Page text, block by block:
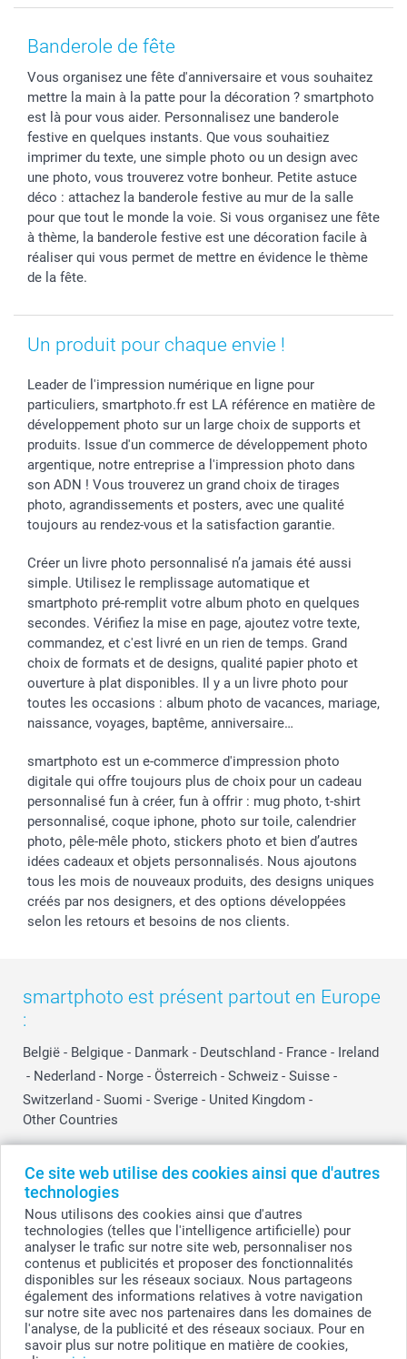
Ce site web utilise des cookies ainsi que d'autres
technologies
Nous utilisons des cookies ainsi que d'autres
technologies (telles que l'intelligence artificielle) pour
analyser le trafic sur notre site web, personnaliser nos
contenus et publicités et proposer des fonctionnalités
disponibles sur les réseaux sociaux. Nous partageons
également des informations relatives à votre navigation
sur notre site avec nos partenaires dans les domaines de
l'analyse, de la publicité et des réseaux sociaux. Pour en
savoir plus sur notre politique en matière de cookies,
Coques smartphone
Cadres photo & accessoires déco
Dénicheur d'idées cadeau
Fête des Mères
Communion
Baptême
Toussaint
Rentrée des classes
Saint-Valentin
Vacances
Droit de rétraction
Vie privée
Gestion des cookies
Tarifs
Partenariats & Influence
Investisseurs
Aide
smartfriends
Livraison
Modes de paiement
Grandes quantités
Statut de ma commande
Banderole de fête
Vous organisez une fête d'anniversaire et vous souhaitez
mettre la main à la patte pour la décoration ? smartphoto
est là pour vous aider. Personnalisez une banderole
festive en quelques instants. Que vous souhaitiez
imprimer du texte, une simple photo ou un design avec
une photo, vous trouverez votre bonheur. Petite astuce
déco : attachez la banderole festive au mur de la salle
pour que tout le monde la voie. Si vous organisez une fête
à thème, la banderole festive est une décoration facile à
réaliser qui vous permet de mettre en évidence le thème
de la fête.
Un produit pour chaque envie !
Leader de l'impression numérique en ligne pour
particuliers, smartphoto.fr est LA référence en matière de
développement photo sur un large choix de supports et
produits. Issue d'un commerce de développement photo
argentique, notre entreprise a l'impression photo dans
son ADN ! Vous trouverez un grand choix de tirages
photo, agrandissements et posters, avec une qualité
toujours au rendez-vous et la satisfaction garantie.
Créer un livre photo personnalisé n’a jamais été aussi
simple. Utilisez le remplissage automatique et
smartphoto pré-remplit votre album photo en quelques
secondes. Vérifiez la mise en page, ajoutez votre texte,
commandez, et c'est livré en un rien de temps. Grand
choix de formats et de designs, qualité papier photo et
ouverture à plat disponibles. Il y a un livre photo pour
toutes les occasions : album photo de vacances, mariage,
naissance, voyages, baptême, anniversaire…
smartphoto est un e-commerce d'impression photo
digitale qui offre toujours plus de choix pour un cadeau
personnalisé fun à créer, fun à offrir : mug photo, t-shirt
personnalisé, coque iphone, photo sur toile, calendrier
photo, pêle-mêle photo, stickers photo et bien d’autres
idées cadeaux et objets personnalisés. Nous ajoutons
tous les mois de nouveaux produits, des designs uniques
créés par nos designers, et des options développées
selon les retours et besoins de nos clients.
smartphoto est présent partout en Europe
:
België - Belgique - Danmark - Deutschland - France - Ireland
- Nederland - Norge - Österreich - Schweiz - Suisse -
Switzerland - Suomi - Sverige - United Kingdom -
Other Countries
© smartphoto group. Tous droits réservés
smartphoto group SA.
Siège social : Kwatrechtsteenweg 160, 9230 Wetteren, Belgique
Numéro de TVA BE 0405.706.755
Numéro d'entreprise 0405.706.755.
Coordonnées bancaires: IBAN BE71 2850 2711 5569 - BIC: GEBABEBB
Tous les prix sont en EURO (€), TVA incluse et hors frais de port.